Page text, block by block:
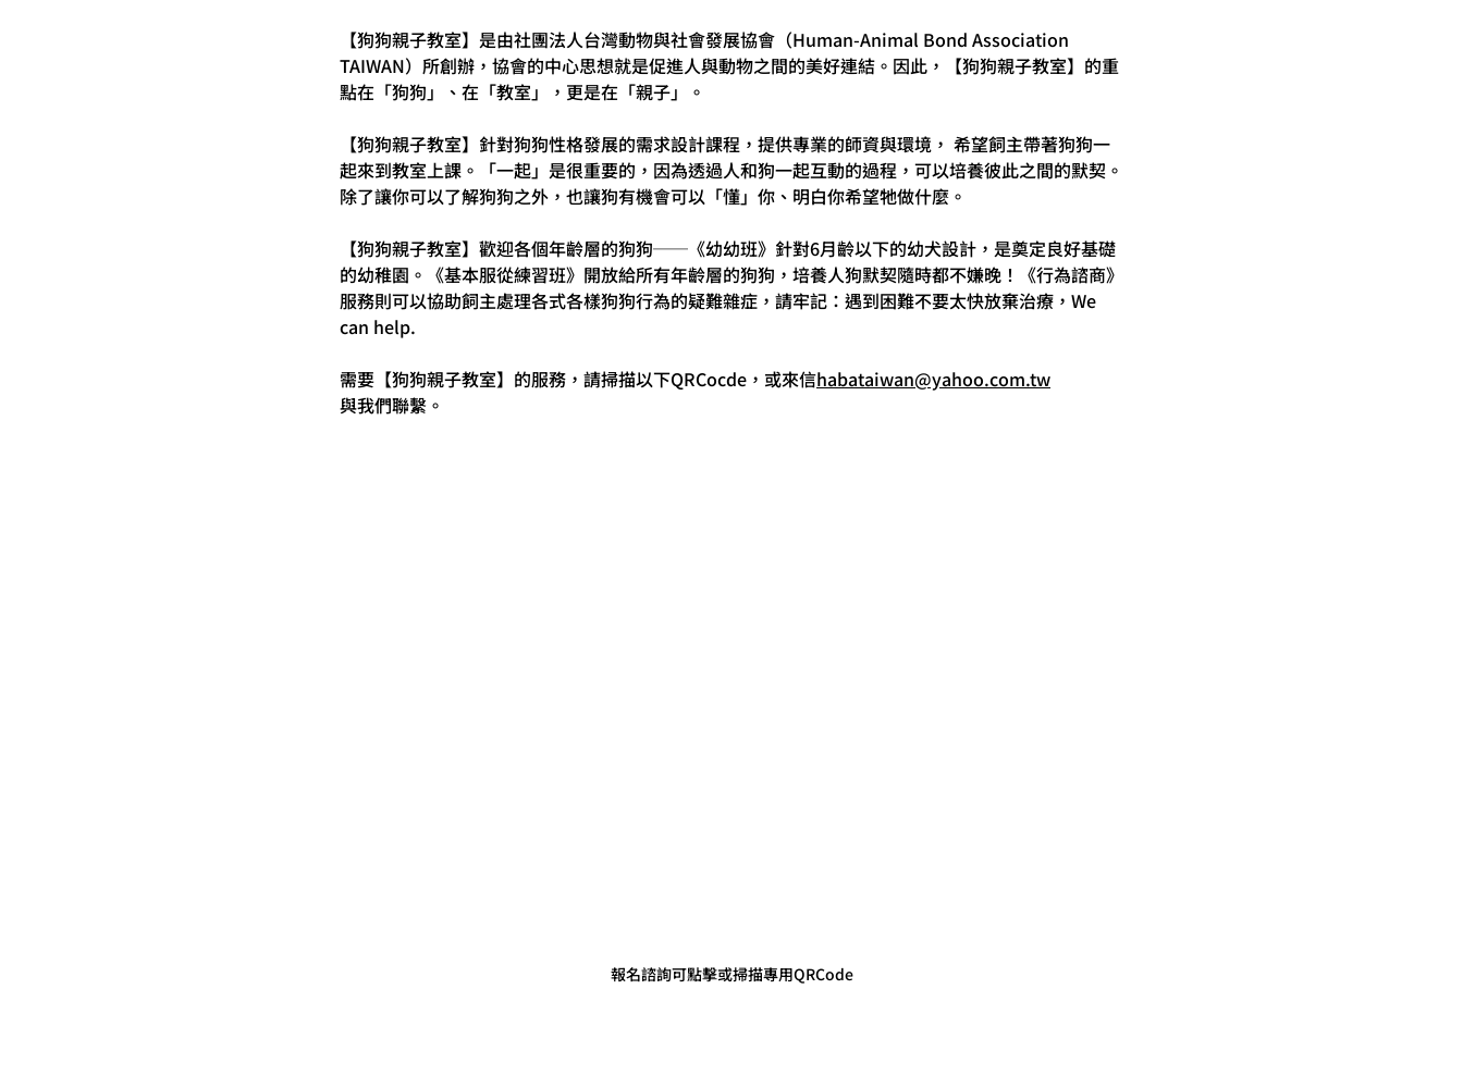
【狗狗親子教室】是由社團法人台灣動物與社會發展協會（Human-Animal Bond Association
TAIWAN）所創辦，協會的中心思想就是促進人與動物之間的美好連結。因此，【狗狗親子教室】的重
點在「狗狗」、在「教室」，更是在「親子」。
【狗狗親子教室】針對狗狗性格發展的需求設計課程，提供專業的師資與環境， 希望飼主帶著狗狗一
起來到教室上課。「一起」是很重要的，因為透過人和狗一起互動的過程，可以培養彼此之間的默契。
除了讓你可以了解狗狗之外，也讓狗有機會可以「懂」你、明白你希望牠做什麼。
【狗狗親子教室】歡迎各個年齡層的狗狗──《幼幼班》針對6月齡以下的幼犬設計，是奠定良好基礎
的幼稚園。《基本服從練習班》開放給所有年齡層的狗狗，培養人狗默契隨時都不嫌晚！《行為諮商》
服務則可以協助飼主處理各式各樣狗狗行為的疑難雜症，請牢記：遇到困難不要太快放棄治療，We
can help.
需要 【狗狗親子教室】的服務，請掃描以下QRCocde，或來信habataiwan@yahoo.com.tw
與我們聯繫。
報名諮詢可點擊或掃描專用QRCode